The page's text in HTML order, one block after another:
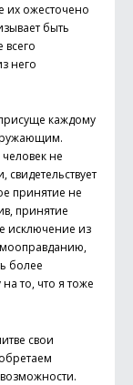
их ожесточено
быть
него
каждому
не
принятие не
принятие
исключение из
более
то, что я тоже
свои